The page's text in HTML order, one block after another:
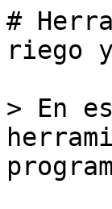
#
riego
> En